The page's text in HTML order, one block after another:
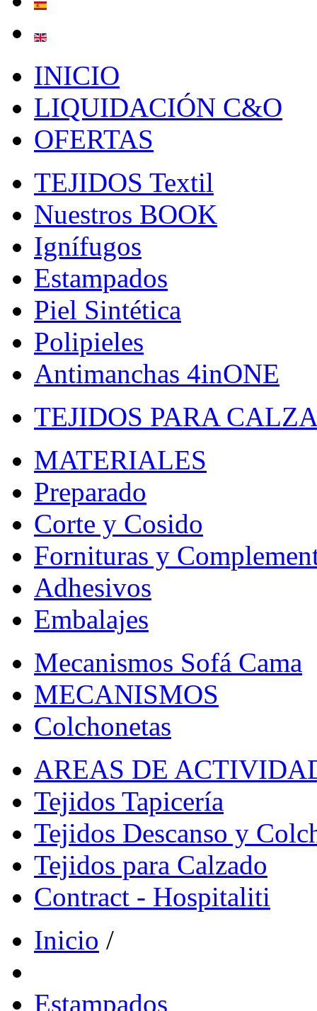
INICIO
LIQUIDACIÓN C&O
OFERTAS
TEJIDOS Textil
Nuestros BOOK
Ignífugos
Estampados
Piel Sintética
Polipieles
Antimanchas 4inONE
TEJIDOS PARA
MATERIALES
Preparado
Corte y Cosido
Fornituras y
Adhesivos
Embalajes
Mecanismos Sofá Cama
MECANISMOS
Colchonetas
AREAS DE
Tejidos Tapicería
Tejidos Descanso y
Tejidos para Calzado
Contract - Hospitaliti
Inicio /
Estampados